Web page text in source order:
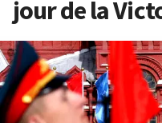
jour de la